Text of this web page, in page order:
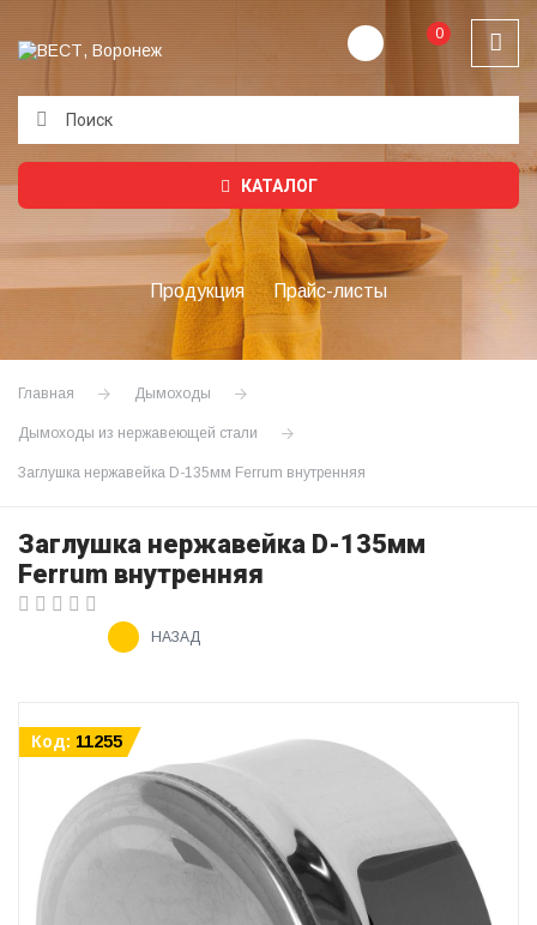
0
КАТАЛОГ
Продукция Прайс-листы
Главная Дымоходы
Дымоходы из нержавеющей стали
Заглушка нержавейка D-135мм Ferrum внутренняя
Заглушка нержавейка D-135мм
Ferrum внутренняя
НАЗАД
Код: 11255